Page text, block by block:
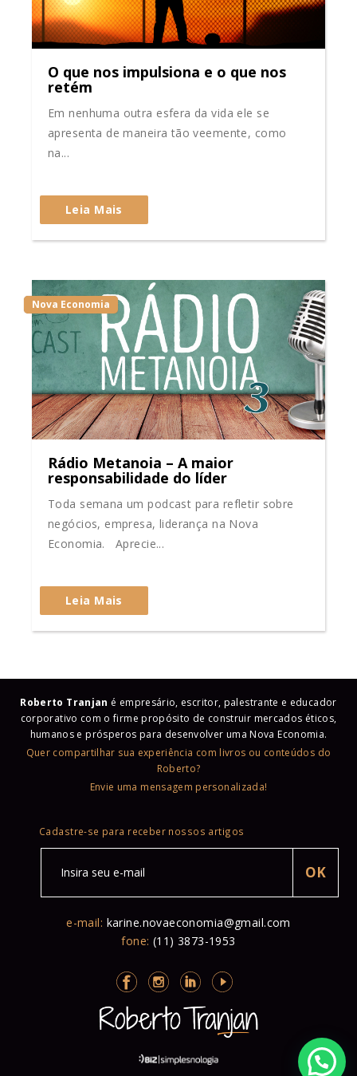
O que nos impulsiona e o que nos
retém
Em nenhuma outra esfera da vida ele se
apresenta de maneira tão veemente, como
na...
Leia Mais
Nova Economia
Rádio Metanoia – A maior
responsabilidade do líder
Toda semana um podcast para refletir sobre
negócios, empresa, liderança na Nova
Economia. Aprecie...
Leia Mais
Roberto Tranjan é empresário, escritor, palestrante e educador
corporativo com o firme propósito de construir mercados éticos,
humanos e prósperos para desenvolver uma Nova Economia.
Quer compartilhar sua experiência com livros ou conteúdos do
Roberto?
Envie uma mensagem personalizada!
Cadastre-se para receber nossos artigos
e-mail: karine.novaeconomia@gmail.com
fone: (11) 3873-1953
Vamos conversar?